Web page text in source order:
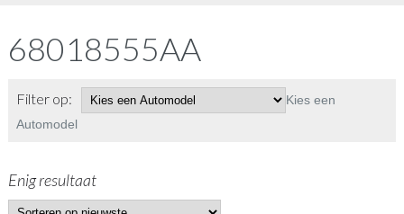
68018555AA
Filter op:
Kies een
Automodel
Enig resultaat